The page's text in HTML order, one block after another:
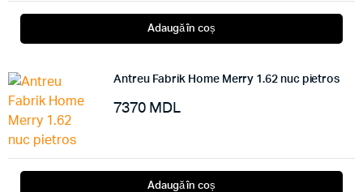
Adaugă în coș
Antreu Fabrik Home Merry 1.62 nuc pietros
7370 MDL
Adaugă în coș